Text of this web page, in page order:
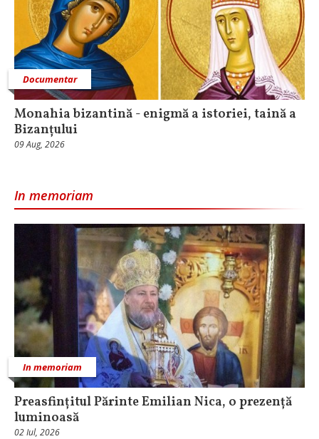
Documentar
Monahia bizantină - enigmă a istoriei, taină a
Bizanțului
09 Aug, 2026
In memoriam
In memoriam
Preasfințitul Părinte Emilian Nica, o prezență
luminoasă
02 Iul, 2026